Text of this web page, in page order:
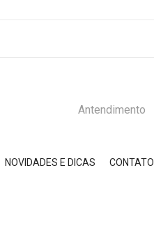
Antendimento
NOVIDADES E DICAS CONTATO